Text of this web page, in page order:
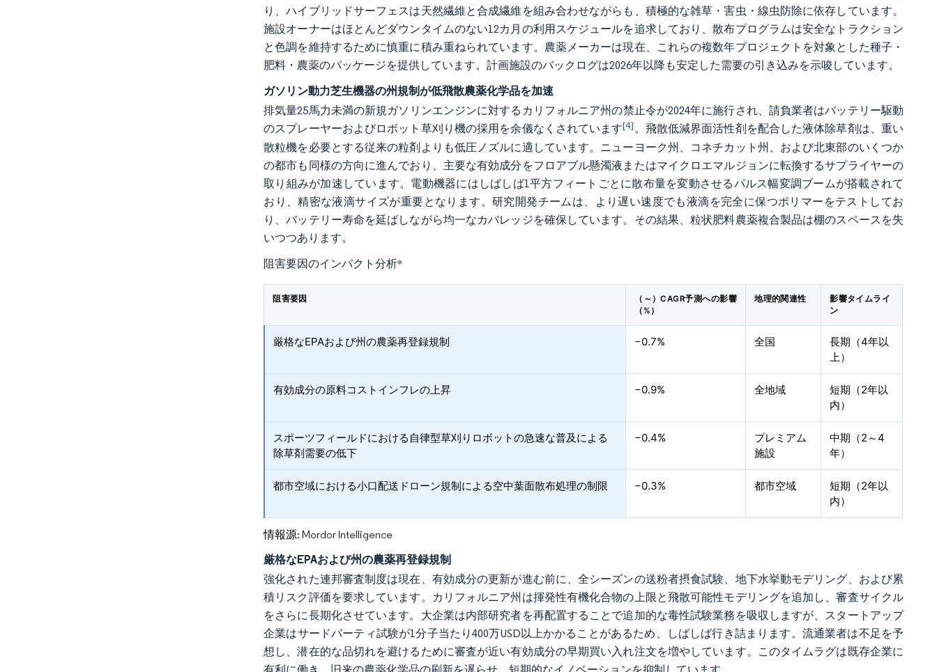
り、ハイブリッドサーフェスは天然繊維と合成繊維を組み合わせながらも、積極的な雑草・害虫・線虫防除に依存しています。
施設オーナーはほとんどダウンタイムのない12カ月の利用スケジュールを追求しており、散布プログラムは安全なトラクション
と色調を維持するために慎重に積み重ねられています。農薬メーカーは現在、これらの複数年プロジェクトを対象とした種子・
肥料・農薬のパッケージを提供しています。計画施設のバックログは2026年以降も安定した需要の引き込みを示唆しています。
ガソリン動力芝生機器の州規制が低飛散農薬化学品を加速
排気量25馬力未満の新規ガソリンエンジンに対するカリフォルニア州の禁止令が2024年に施行され、請負業者はバッテリー駆動
のスプレーヤーおよびロボット草刈り機の採用を余儀なくされています[4]。飛散低減界面活性剤を配合した液体除草剤は、重い
散粒機を必要とする従来の粒剤よりも低圧ノズルに適しています。ニューヨーク州、コネチカット州、および北東部のいくつか
の都市も同様の方向に進んでおり、主要な有効成分をフロアブル懸濁液またはマイクロエマルジョンに転換するサプライヤーの
取り組みが加速しています。電動機器にはしばしば1平方フィートごとに散布量を変動させるパルス幅変調ブームが搭載されて
おり、精密な液滴サイズが重要となります。研究開発チームは、より遅い速度でも液滴を完全に保つポリマーをテストしてお
り、バッテリー寿命を延ばしながら均一なカバレッジを確保しています。その結果、粒状肥料農薬複合製品は棚のスペースを失
いつつあります。
阻害要因のインパクト分析*
阻害要因
（～）CAGR予測への影響
（%）
地理的関連性
影響タイムライ
ン
厳格なEPAおよび州の農薬再登録規制 −0.7% 全国
長期（4年以
上）
有効成分の原料コストインフレの上昇 −0.9% 全地域
短期（2年以
内）
スポーツフィールドにおける自律型草刈りロボットの急速な普及による
除草剤需要の低下
−0.4%
プレミアム
施設
中期（2～4
年）
都市空域における小口配送ドローン規制による空中葉面散布処理の制限 −0.3% 都市空域
短期（2年以
内）
情報源: Mordor Intelligence
厳格なEPAおよび州の農薬再登録規制
強化された連邦審査制度は現在、有効成分の更新が進む前に、全シーズンの送粉者摂食試験、地下水挙動モデリング、および累
積リスク評価を要求しています。カリフォルニア州は揮発性有機化合物の上限と飛散可能性モデリングを追加し、審査サイクル
をさらに長期化させています。大企業は内部研究者を再配置することで追加的な毒性試験業務を吸収しますが、スタートアップ
企業はサードパーティ試験が1分子当たり400万USD以上かかることがあるため、しばしば行き詰まります。流通業者は不足を予
想し、潜在的な品切れを避けるために審査が近い有効成分の早期買い入れ注文を増やしています。このタイムラグは既存企業に